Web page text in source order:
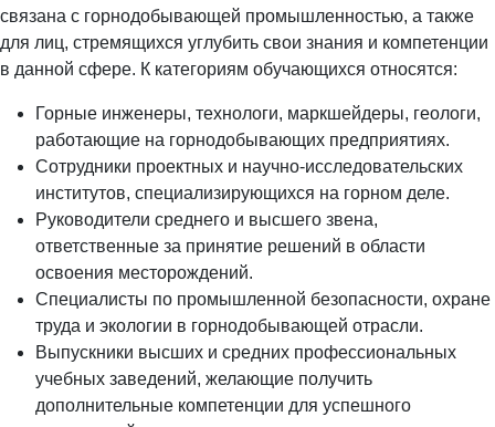
связана с горнодобывающей промышленностью, а также
для лиц, стремящихся углубить свои знания и компетенции
в данной сфере. К категориям обучающихся относятся:
Горные инженеры, технологи, маркшейдеры, геологи,
работающие на горнодобывающих предприятиях.
Сотрудники проектных и научно-исследовательских
институтов, специализирующихся на горном деле.
Руководители среднего и высшего звена,
ответственные за принятие решений в области
освоения месторождений.
Специалисты по промышленной безопасности, охране
труда и экологии в горнодобывающей отрасли.
Выпускники высших и средних профессиональных
учебных заведений, желающие получить
дополнительные компетенции для успешного